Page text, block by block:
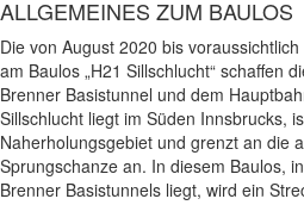
ALLGEMEINES ZUM BAULOS
Die von August 2020 bis
am Baulos „H21 Sillschlucht“ schaffen
Brenner Basistunnel und dem
Sillschlucht liegt im Süden Innsbrucks,
Naherholungsgebiet und grenzt an die
Sprungschanze an. In diesem Baulos,
Brenner Basistunnels liegt, wird ein